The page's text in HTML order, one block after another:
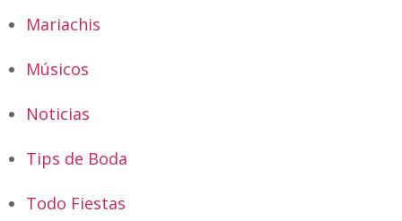
Mariachis
Músicos
Noticias
Tips de Boda
Todo Fiestas